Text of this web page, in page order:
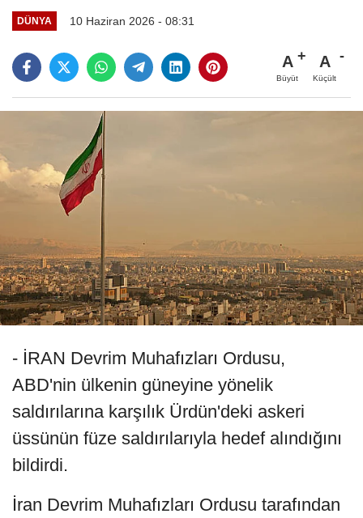
DÜNYA 10 Haziran 2026 - 08:31
A
Büyüt
A
Küçült
- İRAN Devrim Muhafızları Ordusu,
ABD'nin ülkenin güneyine yönelik
saldırılarına karşılık Ürdün'deki askeri
üssünün füze saldırılarıyla hedef alındığını
bildirdi.
İran Devrim Muhafızları Ordusu tarafından